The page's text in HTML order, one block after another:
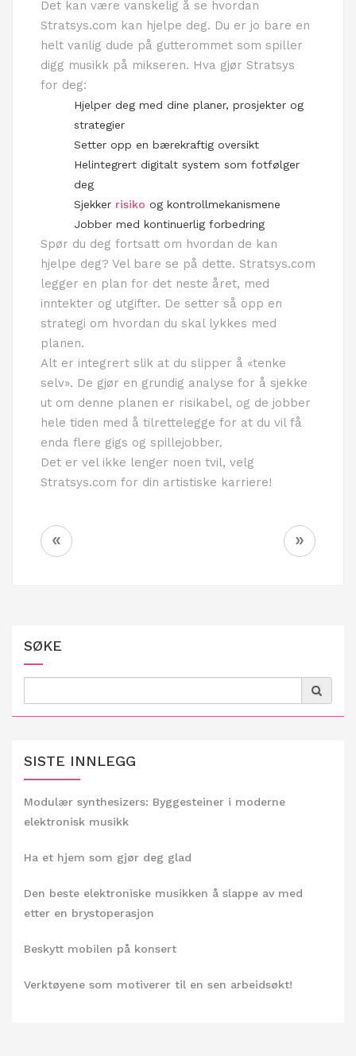
Det kan være vanskelig å se hvordan
Stratsys.com kan hjelpe deg. Du er jo bare en
helt vanlig dude på gutterommet som spiller
digg musikk på mikseren. Hva gjør Stratsys
for deg:
Hjelper deg med dine planer, prosjekter og
strategier
Setter opp en bærekraftig oversikt
Helintegrert digitalt system som fotfølger
deg
Sjekker risiko og kontrollmekanismene
Jobber med kontinuerlig forbedring
Spør du deg fortsatt om hvordan de kan
hjelpe deg? Vel bare se på dette. Stratsys.com
legger en plan for det neste året, med
inntekter og utgifter. De setter så opp en
strategi om hvordan du skal lykkes med
planen.
Alt er integrert slik at du slipper å «tenke
selv». De gjør en grundig analyse for å sjekke
ut om denne planen er risikabel, og de jobber
hele tiden med å tilrettelegge for at du vil få
enda flere gigs og spillejobber.
Det er vel ikke lenger noen tvil, velg
Stratsys.com for din artistiske karriere!
Innleggsnavigering
« »
SØKE
for:
SISTE INNLEGG
Modulær synthesizers: Byggesteiner i moderne
elektronisk musikk
Ha et hjem som gjør deg glad
Den beste elektroniske musikken å slappe av med
etter en brystoperasjon
Beskytt mobilen på konsert
Verktøyene som motiverer til en sen arbeidsøkt!